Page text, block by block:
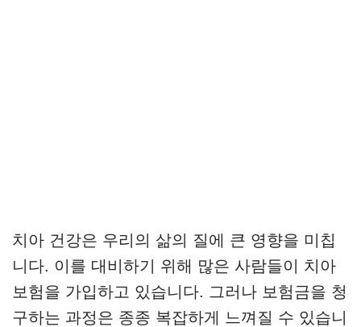
치아 건강은 우리의 삶의 질에 큰 영향을 미칩
니다. 이를 대비하기 위해 많은 사람들이 치아
보험을 가입하고 있습니다. 그러나 보험금을 청
구하는 과정은 종종 복잡하게 느껴질 수 있습니